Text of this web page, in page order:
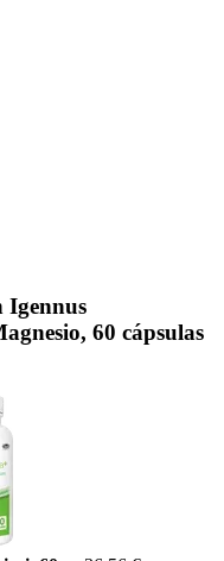
Igennus
60 cápsulas